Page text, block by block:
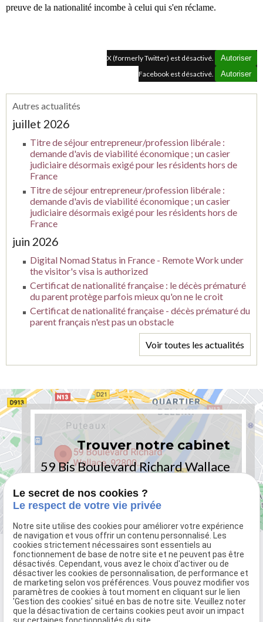
preuve de la nationalité incombe à celui qui s'en réclame.
X (formerly Twitter) est désactivé.
Autoriser
Facebook est désactivé.
Autoriser
Autres actualités
juillet 2026
Titre de séjour entrepreneur/profession libérale :
demande d'avis de viabilité économique ; un casier
judiciaire désormais exigé pour les résidents hors de
France
Titre de séjour entrepreneur/profession libérale :
demande d'avis de viabilité économique ; un casier
judiciaire désormais exigé pour les résidents hors de
France
juin 2026
Digital Nomad Status in France - Remote Work under
the visitor's visa is authorized
Certificat de nationalité française : le décès prématuré
du parent protège parfois mieux qu'on ne le croit
Certificat de nationalité française - décès prématuré du
parent français n'est pas un obstacle
Voir toutes les actualités
Trouver notre cabinet
59 Bis Boulevard Richard Wallace
Le secret de nos cookies ?
Le respect de votre vie privée
Notre site utilise des cookies pour améliorer votre expérience
de navigation et vous offrir un contenu personnalisé. Les
cookies strictement nécessaires sont essentiels au
fonctionnement de base de notre site et ne peuvent pas être
désactivés. Cependant, vous avez le choix d'activer ou de
désactiver les cookies de personnalisation, de performance et
de marketing selon vos préférences. Vous pouvez modifier vos
paramètres de cookies à tout moment en cliquant sur le lien
'Gestion des cookies' situé en bas de notre site. Veuillez noter
que la désactivation de certains cookies peut avoir un impact